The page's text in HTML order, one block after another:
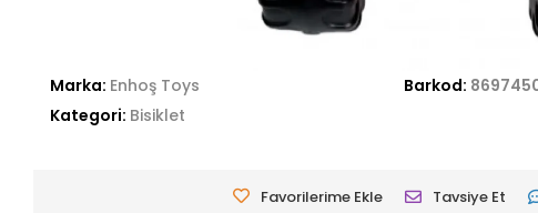
Marka: Enhoş Toys Barkod:
Kategori: Bisiklet
Favorilerime Ekle Tavsiye Et